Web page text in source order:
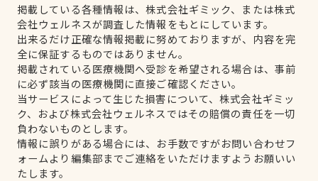
掲載している各種情報は、株式会社ギミック、または株式
会社ウェルネスが調査した情報をもとにしています。
出来るだけ正確な情報掲載に努めておりますが、内容を完
全に保証するものではありません。
掲載されている医療機関へ受診を希望される場合は、事前
に必ず該当の医療機関に直接ご確認ください。
当サービスによって生じた損害について、株式会社ギミッ
ク、および株式会社ウェルネスではその賠償の責任を一切
負わないものとします。
情報に誤りがある場合には、お手数ですがお問い合わせフ
ォームより編集部までご連絡をいただけますようお願いい
たします。